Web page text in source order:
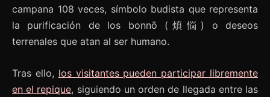
campana 108 veces, símbolo budista que representa
la purificación de los bonnō (煩悩) o deseos
terrenales que atan al ser humano.
Tras ello, los visitantes pueden participar libremente
en el repique, siguiendo un orden de llegada entre las